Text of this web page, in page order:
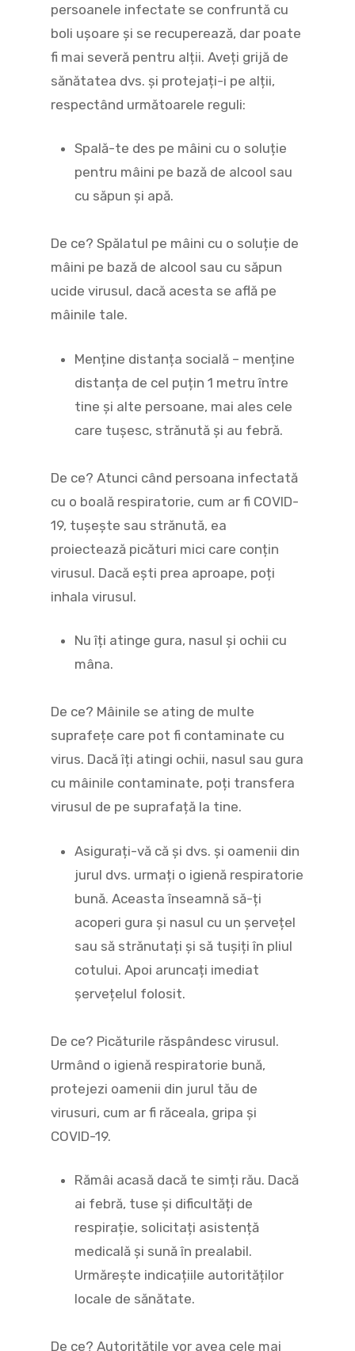
persoanele infectate se confruntă cu
boli ușoare și se recuperează, dar poate
fi mai severă pentru alții. Aveți grijă de
sănătatea dvs. și protejați-i pe alții,
respectând următoarele reguli:
Spală-te des pe mâini cu o soluție
pentru mâini pe bază de alcool sau
cu săpun și apă.
De ce? Spălatul pe mâini cu o soluție de
mâini pe bază de alcool sau cu săpun
ucide virusul, dacă acesta se află pe
mâinile tale.
Menține distanța socială – menține
distanța de cel puțin 1 metru între
tine și alte persoane, mai ales cele
care tușesc, strănută și au febră.
De ce? Atunci când persoana infectată
cu o boală respiratorie, cum ar fi COVID-
19, tușește sau strănută, ea
proiectează picături mici care conțin
virusul. Dacă ești prea aproape, poți
inhala virusul.
Nu îți atinge gura, nasul și ochii cu
mâna.
De ce? Mâinile se ating de multe
suprafețe care pot fi contaminate cu
virus. Dacă îți atingi ochii, nasul sau gura
cu mâinile contaminate, poți transfera
virusul de pe suprafață la tine.
Asigurați-vă că și dvs. și oamenii din
jurul dvs. urmați o igienă respiratorie
bună. Aceasta înseamnă să-ți
acoperi gura și nasul cu un șervețel
sau să strănutați și să tușiți în pliul
cotului. Apoi aruncați imediat
șervețelul folosit.
De ce? Picăturile răspândesc virusul.
Urmând o igienă respiratorie bună,
protejezi oamenii din jurul tău de
virusuri, cum ar fi răceala, gripa și
COVID-19.
Rămâi acasă dacă te simți rău. Dacă
ai febră, tuse și dificultăți de
respirație, solicitați asistență
medicală și sună în prealabil.
Urmărește indicațiile autorităților
locale de sănătate.
De ce? Autoritățile vor avea cele mai